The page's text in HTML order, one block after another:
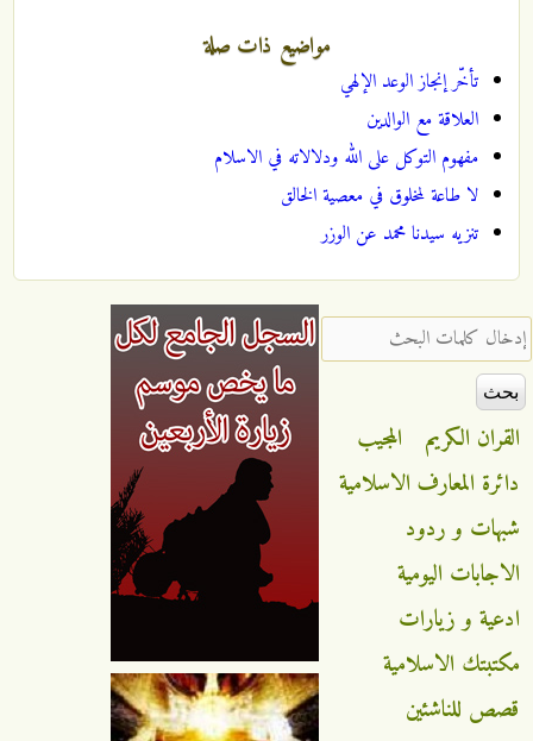
مواضيع ذات صلة
تأخّر إنجاز الوعد الإلهي
العلاقة مع الوالدين
مفهوم التوكل على الله ودلالاته في الاسلام
لا طاعة لمخلوق في معصية الخالق
تنزيه سيدنا محمد عن الوزر
‏إدخال كلمات البحث ‏
القران الكريم
المجيب
دائرة المعارف الاسلامية
شبهات و ردود
الاجابات اليومية
ادعية و زيارات
مكتبتك الاسلامية
قصص للناشئين